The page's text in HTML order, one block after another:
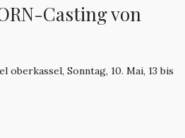
Casting von
oberkassel, Sonntag, 10. Mai, 13 bis